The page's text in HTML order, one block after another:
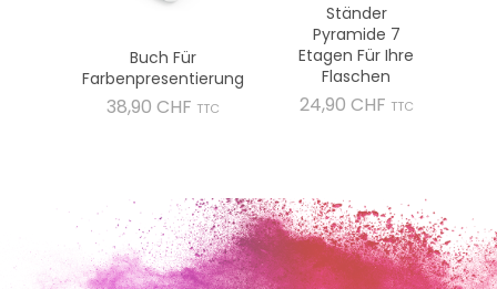
Buch Für
Farbenpresentierung
38,90 CHF Preis
TTC
Ständer
Pyramide 7
Etagen Für Ihre
Flaschen
24,90 CHF Preis
TTC